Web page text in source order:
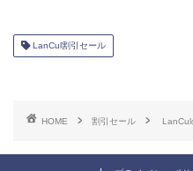
LanCul割引セール
HOME 割引セール LanCul